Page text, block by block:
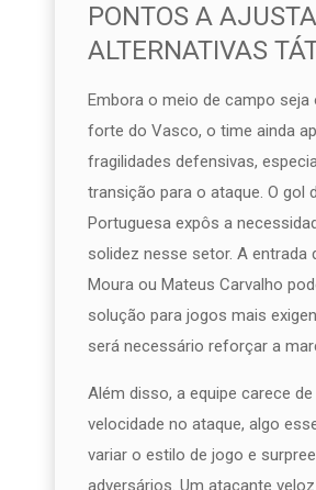
PONTOS A
ALTERNATIVAS
Embora o meio de campo seja
forte do Vasco, o time ainda
fragilidades defensivas,
transição para o ataque. O gol
Portuguesa expôs a
solidez nesse setor. A entrada
Moura ou Mateus Carvalho
solução para jogos mais
será necessário reforçar a
Além disso, a equipe carece
velocidade no ataque, algo
variar o estilo de jogo e
adversários. Um atacante